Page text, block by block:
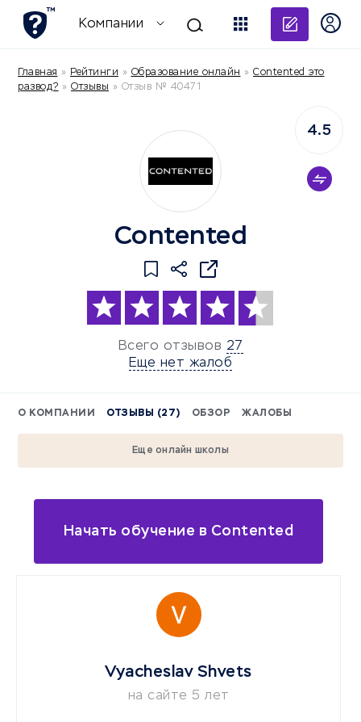
Компании
Главная » Рейтинги » Образование онлайн » Contented это
развод? » Отзывы » Отзыв № 40471
Contented
Всего отзывов 27
Еще нет жалоб
4.5
О КОМПАНИИ ОТЗЫВЫ (27) ОБЗОР ЖАЛОБЫ
Еще онлайн школы
Начать обучение в Contented
Vyacheslav Shvets
на сайте 5 лет